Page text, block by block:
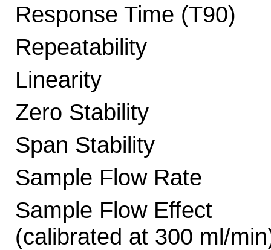
Response Time (T90)
Repeatability
Linearity
Zero Stability
Span Stability
Sample Flow Rate
Sample Flow Effect
(calibrated at 300 ml/